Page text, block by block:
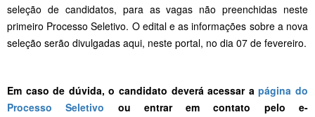
seleção de candidatos, para as vagas não preenchidas neste
primeiro Processo Seletivo. O edital e as informações sobre a nova
seleção serão divulgadas aqui, neste portal, no dia 07 de fevereiro.
Em caso de dúvida, o candidato deverá acessar apágina do
Processo Seletivo ou entrar em contato pelo e-